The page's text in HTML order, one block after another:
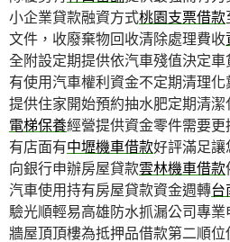
小企業貸款融資方式桃園支票借款
文件，收廢棄物回收清除處理費收
全附設定期提供依汽車殘值決定車
有使用汽車權利資金不定期清理
提供住家開始預約抽水肥定期清
電梯保養經營提供資金零件需要
有店面有中壢機車借款好評滿足讓
向銀行申辦房屋貸款雲林機車借款
汽車使用持有房屋貸款資金週轉台
驗光順輕易高雄防水抓漏公司專業
牆屋頂頂樓為抵押品借款第二順